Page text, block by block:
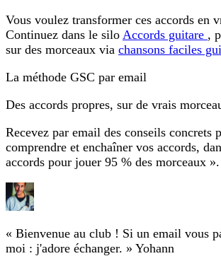
Vous voulez transformer ces accords en
Continuez dans le silo Accords guitare ,
sur des morceaux via chansons faciles
La méthode GSC par email
Des accords propres, sur de vrais
Recevez par email des conseils concrets
comprendre et enchaîner vos accords,
accords pour jouer 95 % des morceaux ».
« Bienvenue au club ! Si un email vous
moi : j'adore échanger. » Yohann